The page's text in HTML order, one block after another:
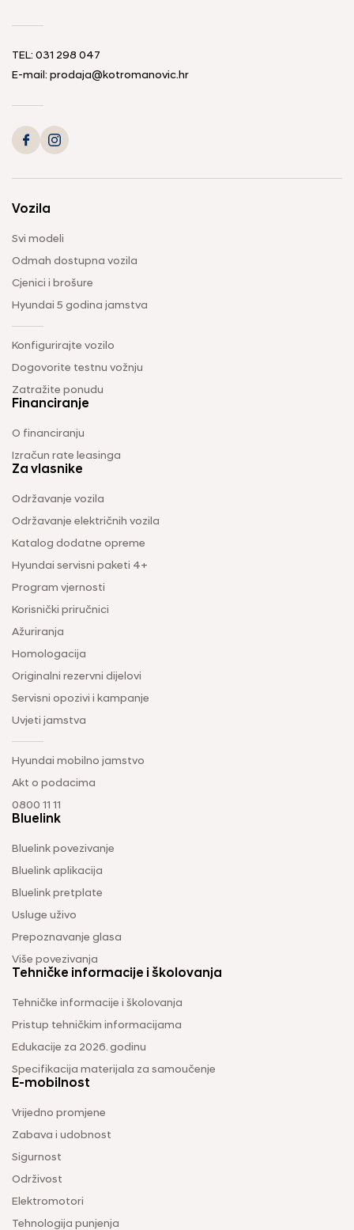
TEL: 031 298 047
E-mail: prodaja@kotromanovic.hr
Vozila
Svi modeli
Odmah dostupna vozila
Cjenici i brošure
Hyundai 5 godina jamstva
Konfigurirajte vozilo
Dogovorite testnu vožnju
Zatražite ponudu
Financiranje
O financiranju
Izračun rate leasinga
Za vlasnike
Održavanje vozila
Održavanje električnih vozila
Katalog dodatne opreme
Hyundai servisni paketi 4+
Program vjernosti
Korisnički priručnici
Ažuriranja
Homologacija
Originalni rezervni dijelovi
Servisni opozivi i kampanje
Uvjeti jamstva
Hyundai mobilno jamstvo
Akt o podacima
0800 11 11
Bluelink
Bluelink povezivanje
Bluelink aplikacija
Bluelink pretplate
Usluge uživo
Prepoznavanje glasa
Više povezivanja
Tehničke informacije i školovanja
Tehničke informacije i školovanja
Pristup tehničkim informacijama
Edukacije za 2026. godinu
Specifikacija materijala za samoučenje
E-mobilnost
Vrijedno promjene
Zabava i udobnost
Sigurnost
Održivost
Elektromotori
Tehnologija punjenja